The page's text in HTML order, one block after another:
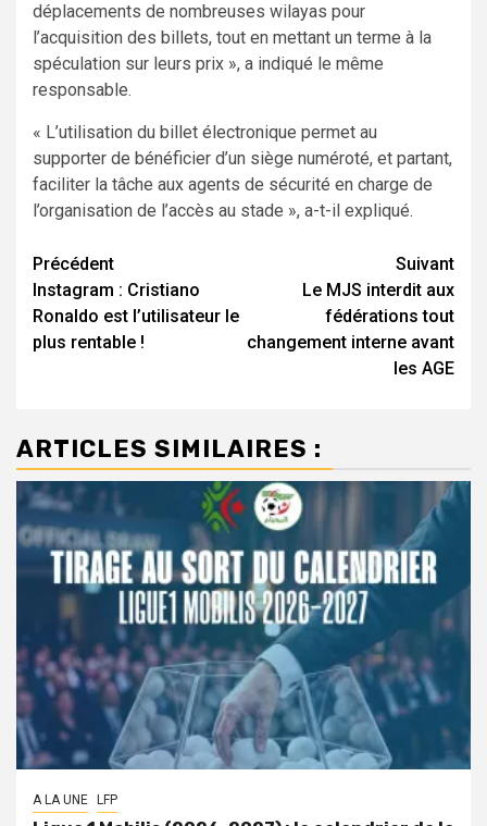
déplacements de nombreuses wilayas pour
l’acquisition des billets, tout en mettant un terme à la
spéculation sur leurs prix », a indiqué le même
responsable.
« L’utilisation du billet électronique permet au
supporter de bénéficier d’un siège numéroté, et partant,
faciliter la tâche aux agents de sécurité en charge de
l’organisation de l’accès au stade », a-t-il expliqué.
Navigation
d’article
Précédent
Instagram : Cristiano
Ronaldo est l’utilisateur le
plus rentable !
Suivant
Le MJS interdit aux
fédérations tout
changement interne avant
les AGE
ARTICLES SIMILAIRES :
A LA UNE LFP